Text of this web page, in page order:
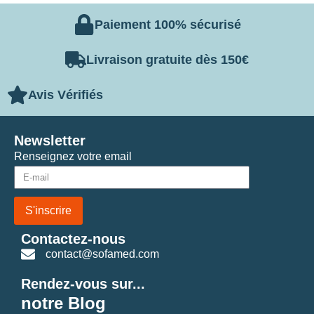
Paiement 100% sécurisé
Livraison gratuite dès 150€
Avis Vérifiés
Renseignez votre email
S'inscrire
Newsletter
Contactez-nous
contact@sofamed.com
Rendez-vous sur...
notre Blog